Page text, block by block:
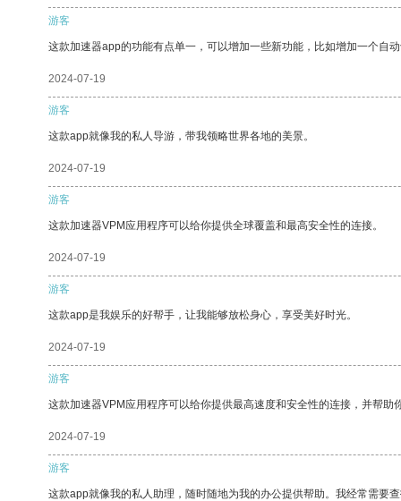
游客
这款加速器app的功能有点单一，可以增加一些新功能，比如增加一个自动
2024-07-19
游客
这款app就像我的私人导游，带我领略世界各地的美景。
2024-07-19
游客
这款加速器VPM应用程序可以给你提供全球覆盖和最高安全性的连接。
2024-07-19
游客
这款app是我娱乐的好帮手，让我能够放松身心，享受美好时光。
2024-07-19
游客
这款加速器VPM应用程序可以给你提供最高速度和安全性的连接，并帮助
2024-07-19
游客
这款app就像我的私人助理，随时随地为我的办公提供帮助。我经常需要